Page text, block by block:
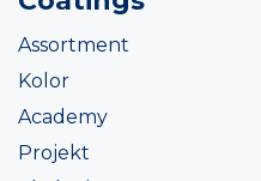
Assortment
Kolor
Academy
Projekt